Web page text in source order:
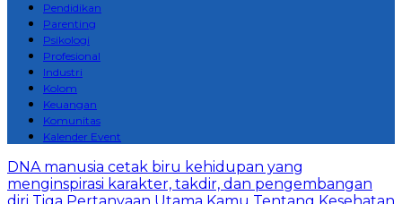
Pendidikan
Parenting
Psikologi
Profesional
Industri
Kolom
Keuangan
Komunitas
Kalender Event
DNA manusia cetak biru kehidupan yang
menginspirasi karakter, takdir, dan pengembangan